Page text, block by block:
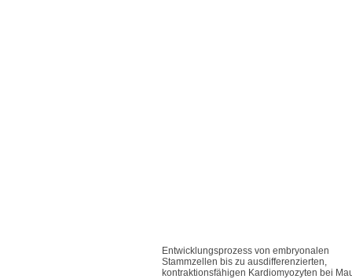
Entwicklungsprozess von embryonalen
Stammzellen bis zu ausdifferenzierten,
kontraktionsfähigen Kardiomyozyten bei